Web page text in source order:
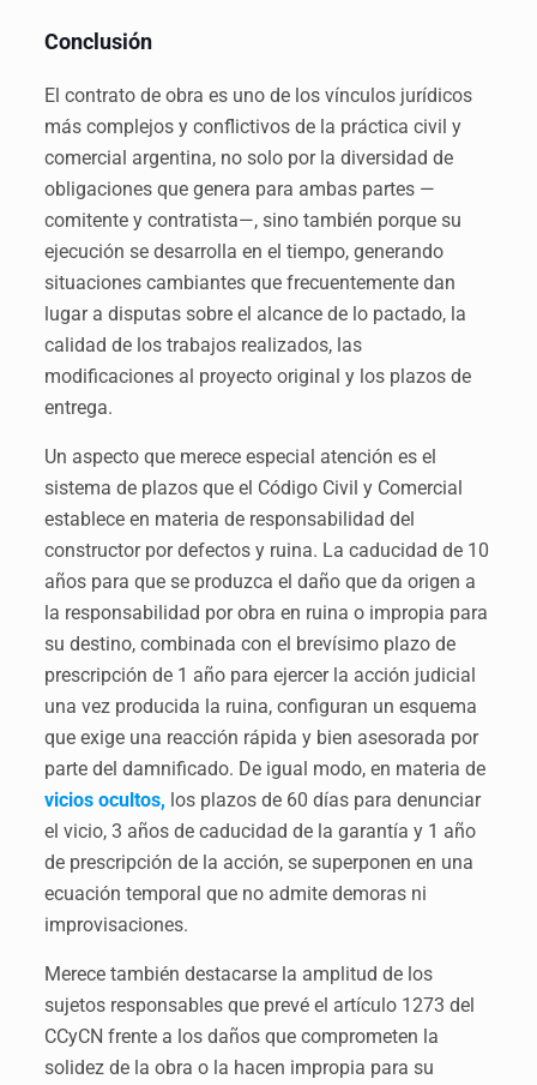
Conclusión
El contrato de obra es uno de los vínculos jurídicos
más complejos y conflictivos de la práctica civil y
comercial argentina, no solo por la diversidad de
obligaciones que genera para ambas partes —
comitente y contratista—, sino también porque su
ejecución se desarrolla en el tiempo, generando
situaciones cambiantes que frecuentemente dan
lugar a disputas sobre el alcance de lo pactado, la
calidad de los trabajos realizados, las
modificaciones al proyecto original y los plazos de
entrega.
Un aspecto que merece especial atención es el
sistema de plazos que el Código Civil y Comercial
establece en materia de responsabilidad del
constructor por defectos y ruina. La caducidad de 10
años para que se produzca el daño que da origen a
la responsabilidad por obra en ruina o impropia para
su destino, combinada con el brevísimo plazo de
prescripción de 1 año para ejercer la acción judicial
una vez producida la ruina, configuran un esquema
que exige una reacción rápida y bien asesorada por
parte del damnificado. De igual modo, en materia de
vicios ocultos, los plazos de 60 días para denunciar
el vicio, 3 años de caducidad de la garantía y 1 año
de prescripción de la acción, se superponen en una
ecuación temporal que no admite demoras ni
improvisaciones.
Merece también destacarse la amplitud de los
sujetos responsables que prevé el artículo 1273 del
CCyCN frente a los daños que comprometen la
solidez de la obra o la hacen impropia para su